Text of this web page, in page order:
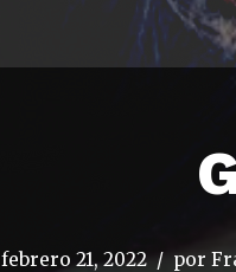
febrero 21, 2022 por